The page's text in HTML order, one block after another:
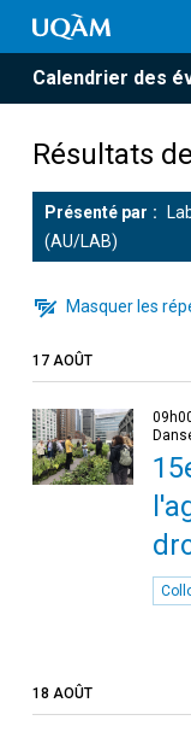
Calendrier des
Résultats
Présenté par
(AU/LAB)
Masquer les
17 AOÛT
18 AOÛT